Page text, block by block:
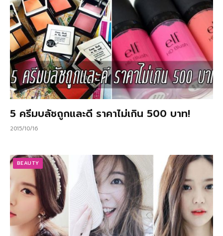
5 ครีมบลัชถูกและดี ราคาไม่เกิน 500 บาท!
2015/10/16
BEAUTY